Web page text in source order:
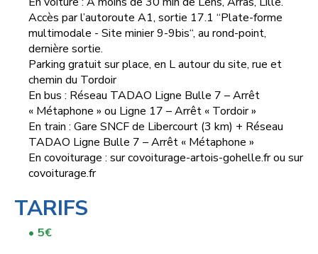
Accès par l’autoroute A1, sortie 17.1 “Plate-forme
multimodale - Site minier 9-9bis“, au rond-point,
dernière sortie.
Parking gratuit sur place, en L autour du site, rue et
chemin du Tordoir
En bus : Réseau TADAO Ligne Bulle 7 – Arrêt
« Métaphone » ou Ligne 17 – Arrêt « Tordoir »
En train : Gare SNCF de Libercourt (3 km) + Réseau
TADAO Ligne Bulle 7 – Arrêt « Métaphone »
En covoiturage : sur covoiturage-artois-gohelle.fr ou sur
covoiturage.fr
TARIFS
5€